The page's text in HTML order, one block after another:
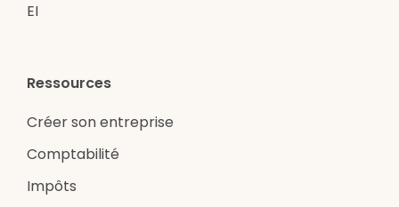
EI
Ressources
Créer son entreprise
Comptabilité
Impôts